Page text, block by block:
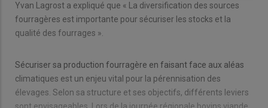
Yvan Lagrost a expliqué que « La diversification des sources
fourragères est importante pour sécuriser les stocks et la
qualité des fourrages ».
Sécuriser sa production fourragère en faisant face aux aléas
climatiques est un enjeu vital pour la pérennisation des
élevages. Selon sa structure et ses objectifs, différents leviers